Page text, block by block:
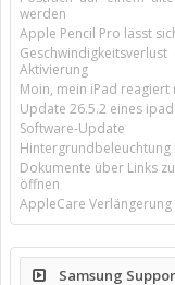
werden
Apple Pencil Pro lässt
Aktivierung
Moin, mein iPad
Update 26.5.2 eines
Software-Update
Hintergrundbeleuchtung
Dokumente über Links
öffnen
AppleCare Verlängerung
Samsung